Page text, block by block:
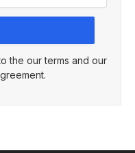
the our terms and our